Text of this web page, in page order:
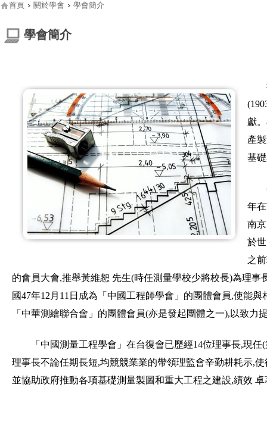
首頁 關於學會 學會簡介
學會簡介
獻
產
基
年
南
於
之
的會員大會,推舉黃維恕 先生(時任測量學校少將校長)為理
國47年12月11日成為「中國工程師學會」的團體會員,使能
「中華測繪聯合會」的團體會員(亦是發起團體之一),以致力
「中國測量工程學會」在台復會已歷經14位理事長,現
理事長不論任期長短,均競競業業的帶領理監會辛勤耕耗示,
並協助政府推動各項基礎測量製圖和重大工程之建設,績效